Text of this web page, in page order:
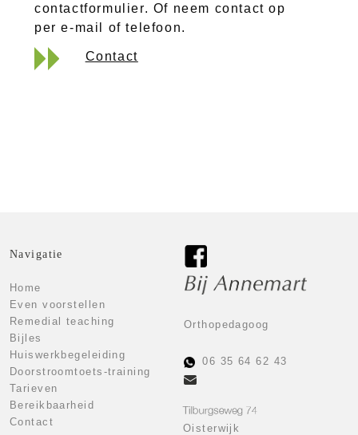
contactformulier. Of neem contact op
per e-mail of telefoon.
Contact
Navigatie
Home
Even voorstellen
Remedial teaching
Bijles
Huiswerkbegeleiding
Doorstroomtoets-training
Tarieven
Bereikbaarheid
Contact
Orthopedagoog
06 35 64 62 43
Oisterwijk